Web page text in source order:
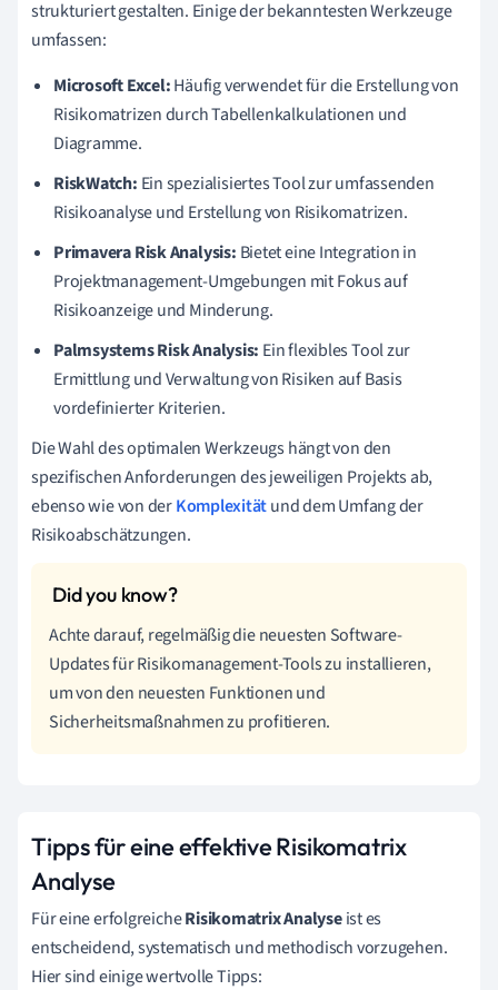
strukturiert gestalten. Einige der bekanntesten Werkzeuge
umfassen:
Microsoft Excel:Häufig verwendet für die Erstellung von
Risikomatrizen durch Tabellenkalkulationen und
Diagramme.
RiskWatch: Ein spezialisiertes Tool zur umfassenden
Risikoanalyse und Erstellung von Risikomatrizen.
Primavera Risk Analysis: Bietet eine Integration in
Projektmanagement-Umgebungen mit Fokus auf
Risikoanzeige und Minderung.
Palmsystems Risk Analysis: Ein flexibles Tool zur
Ermittlung und Verwaltung von Risiken auf Basis
vordefinierter Kriterien.
Die Wahl des optimalen Werkzeugs hängt von den
spezifischen Anforderungen des jeweiligen Projekts ab,
ebenso wie von derKomplexitätund dem Umfang der
Risikoabschätzungen.
Achte darauf, regelmäßig die neuesten Software-
Updates für Risikomanagement-Tools zu installieren,
um von den neuesten Funktionen und
Sicherheitsmaßnahmen zu profitieren.
Tipps für eine effektive Risikomatrix
Analyse
Für eine erfolgreicheRisikomatrix Analyseist es
entscheidend, systematisch und methodisch vorzugehen.
Hier sind einige wertvolle Tipps: